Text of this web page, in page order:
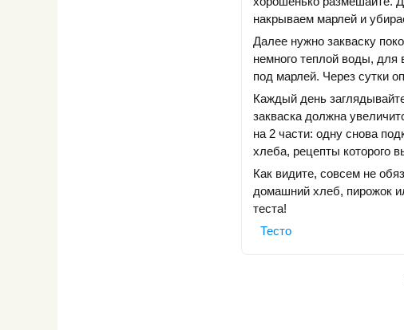
накрываем марлей и
Далее нужно закваску
немного теплой воды, для
под марлей. Через сутки
Каждый день
закваска должна
на 2 части: одну снова
хлеба, рецепты которого
Как видите, совсем не
домашний хлеб, пирожок
теста!
Тесто